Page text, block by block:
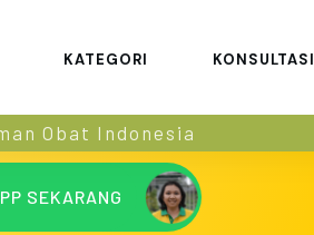
KATEGORI KONSULTASI
Obat Indonesia
SEKARANG